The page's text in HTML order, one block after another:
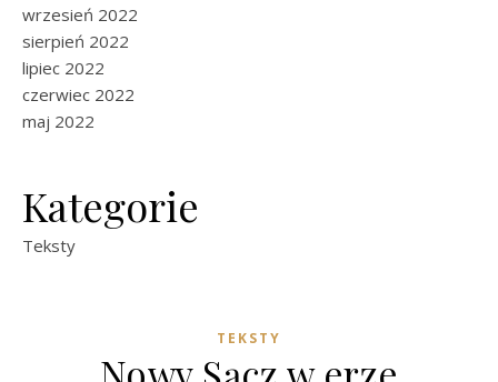
wrzesień 2022
sierpień 2022
lipiec 2022
czerwiec 2022
maj 2022
Kategorie
Teksty
TEKSTY